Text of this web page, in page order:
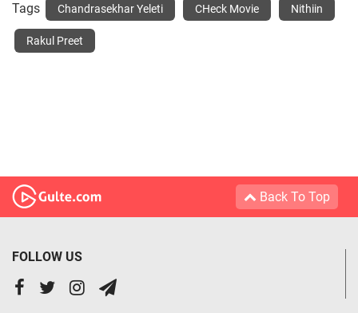
Tags Chandrasekhar Yeleti CHeck Movie Nithiin
Rakul Preet
Back To Top
FOLLOW US